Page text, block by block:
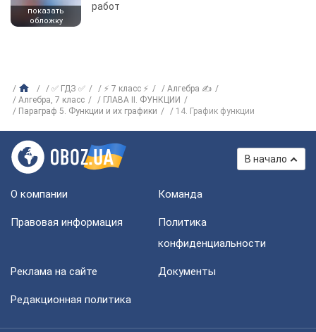
показать
обложку
работ
✅ ГДЗ ✅ ⚡ 7 класс ⚡
Алгебра ✍
Алгебра, 7 класс
ГЛАВА ІІ. ФУНКЦИИ
Параграф 5. Функции и их графики
14. График функции
В начало
О компании Команда
Правовая информация
Политика
конфиденциальности
Реклама на сайте Документы
Редакционная политика